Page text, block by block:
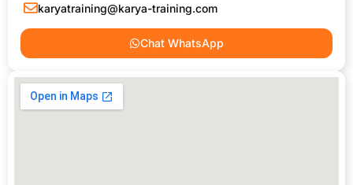
karyatraining@karya-training.com
Chat WhatsApp